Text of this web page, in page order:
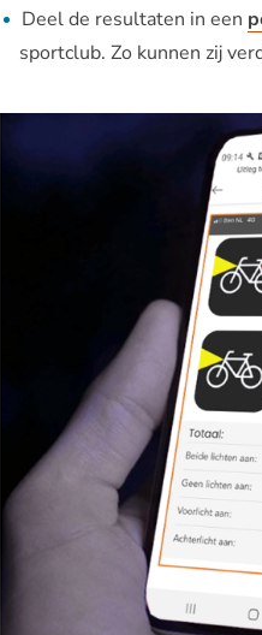
Deel de resultaten in een
sportclub. Zo kunnen zij